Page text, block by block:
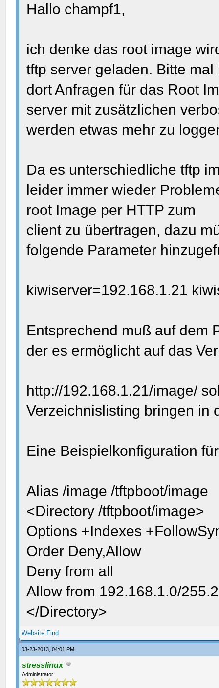
Hallo champf1,
ich denke das root image
tftp server geladen. Bitte
dort Anfragen für das Root
server mit zusätzlichen
werden etwas mehr zu
Da es unterschiedliche tftp
leider immer wieder
root Image per HTTP zum
client zu übertragen, dazu
folgende Parameter
kiwiserver=192.168.1.21
Entsprechend muß auf dem
der es ermöglicht auf das
http://192.168.1.21/image/
Verzeichnislisting bringen in
Eine Beispielkonfiguration
Alias /image /tftpboot/image
<Directory /tftpboot/image>
Options +Indexes
Order Deny,Allow
Deny from all
Allow from 192.168.1.0/
</Directory>
Website Find
03-23-2013, 04:01 PM,
stresslinux
Administrator